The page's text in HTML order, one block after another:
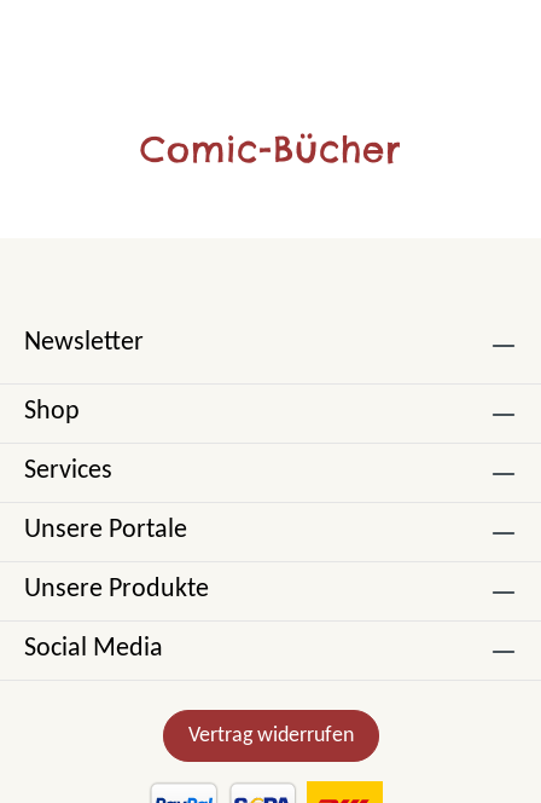
Comic-Bücher
Newsletter
Shop
Services
Unsere Portale
Unsere Produkte
Social Media
Vertrag widerrufen